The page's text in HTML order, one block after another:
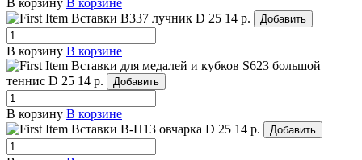
В корзину В корзине
Вставки B337 лучник D 25 14 р. Добавить
В корзину В корзине
Вставки для медалей и кубков S623 большой
теннис D 25 14 р. Добавить
В корзину В корзине
Вставки B-H13 овчарка D 25 14 р. Добавить